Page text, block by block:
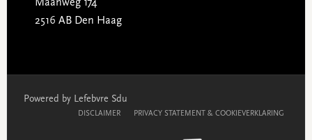
Maanweg 174
2516 AB Den Haag
Powered by Lefebvre Sdu
DISCLAIMER PRIVACY STATEMENT & COOKIEVERKLARING